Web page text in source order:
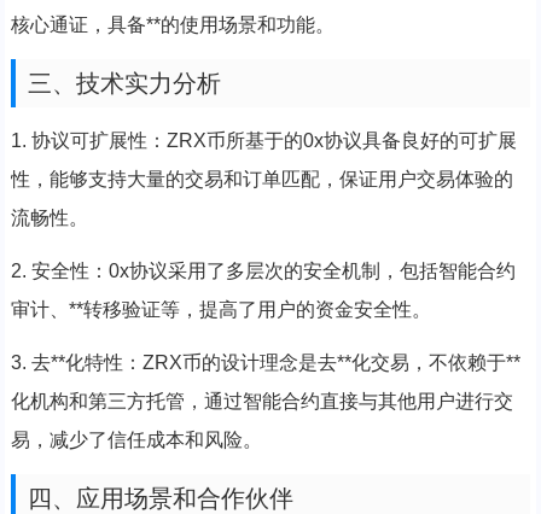
核心通证，具备**的使用场景和功能。
三、技术实力分析
1. 协议可扩展性：ZRX币所基于的0x协议具备良好的可扩展
性，能够支持大量的交易和订单匹配，保证用户交易体验的
流畅性。
2. 安全性：0x协议采用了多层次的安全机制，包括智能合约
审计、**转移验证等，提高了用户的资金安全性。
3. 去**化特性：ZRX币的设计理念是去**化交易，不依赖于**
化机构和第三方托管，通过智能合约直接与其他用户进行交
易，减少了信任成本和风险。
四、应用场景和合作伙伴